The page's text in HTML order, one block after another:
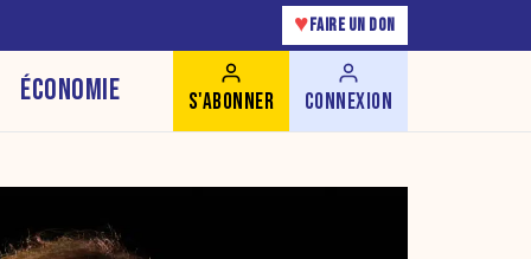
♥ FAIRE UN DON
ÉCONOMIE S'ABONNER CONNEXION